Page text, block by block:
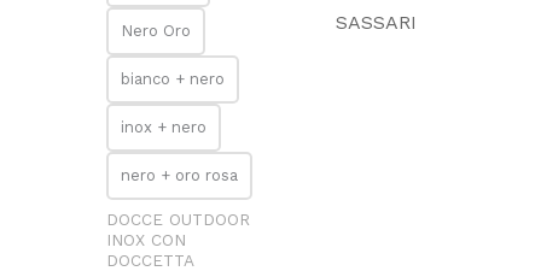
Nero Oro
bianco + nero
inox + nero
nero + oro rosa
DOCCE OUTDOOR
INOX CON
DOCCETTA
SASSARI